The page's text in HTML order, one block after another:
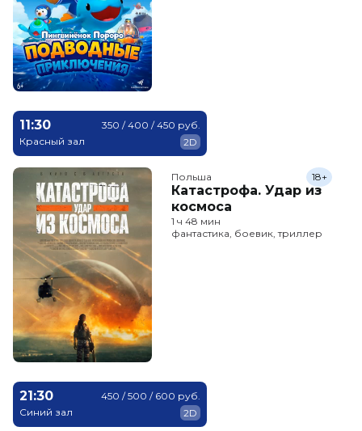
11:30
Красный зал
350 / 400 / 450 руб.
2D
Польша
Катастрофа. Удар из
космоса
18+
1 ч 48 мин
фантастика, боевик, триллер
21:30
Синий зал
450 / 500 / 600 руб.
2D